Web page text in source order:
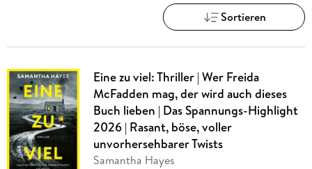
Sortieren
Eine zu viel: Thriller | Wer Freida
McFadden mag, der wird auch dieses
Buch lieben | Das Spannungs-Highlight
2026 | Rasant, böse, voller
unvorhersehbarer Twists
Samantha Hayes